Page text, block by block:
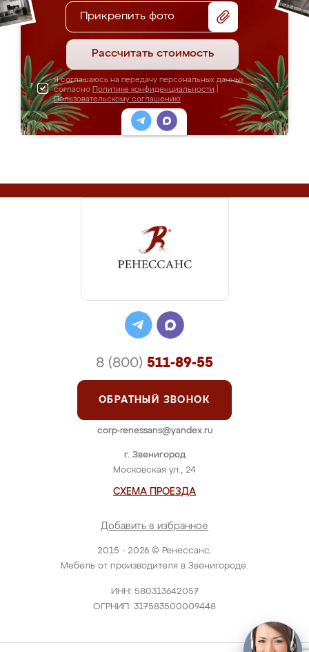
Прикрепить фото
Рассчитать стоимость
Я соглашаюсь на передачу персональных данных
согласно Политике конфиденциальности
Пользовательскому соглашению
2015 - 2026 © Ренессанс.
Мебель от производителя в Звенигороде.
ИНН: 580313642057
ОГРНИП: 317583500009448
г. Звенигород
Московская ул., 24
СХЕМА ПРОЕЗДА
Добавить в избранное
8 (800) 511-89-55
ОБРАТНЫЙ ЗВОНОК
corp-renessans@yandex.ru